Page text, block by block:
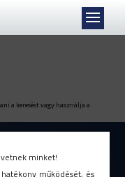
a keresést vagy használja a
minket!
működését, és